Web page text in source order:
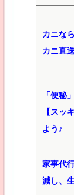
カニな
カニ直
「便秘
【スッ
よう♪
家事代
減し、